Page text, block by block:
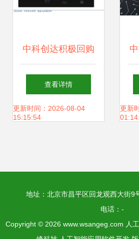
中科创达积极回购
回馈投资者，展现
人工智能应用发展
查看详情
更新时间：2026-08-04
15:15:54
更新
地址：北京市昌平区回龙观西大街9
电话：-
Copyright © 2026 www.wsangeg.com 人